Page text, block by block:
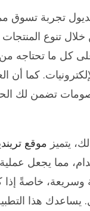
تجربة تسوق
تنوع المنتجات
كل ما تحتاجه
كما أن
تضمن لك
يتميز موقع
مما يجعل
وسريعة، خاصةً
يساعدك هذا